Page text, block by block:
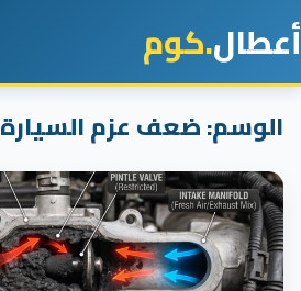
أعطال.كوم
الوسم:ضعف عزم السيارة